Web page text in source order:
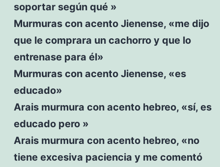
soportar según qué »
Murmuras con acento Jienense, «me dijo
que le comprara un cachorro y que lo
entrenase para él»
Murmuras con acento Jienense, «es
educado»
Arais murmura con acento hebreo, «sí, es
educado pero »
Arais murmura con acento hebreo, «no
tiene excesiva paciencia y me comentó